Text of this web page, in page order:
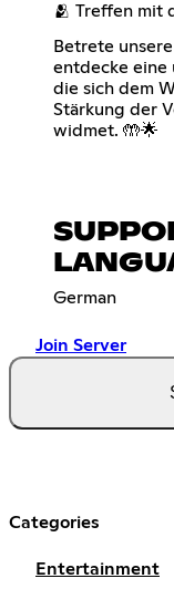
🫂 Treffen mit
Betrete
entdecke eine
die sich dem
Stärkung der
widmet. 🤲🌟
German
Join Server
Categories
Entertainment